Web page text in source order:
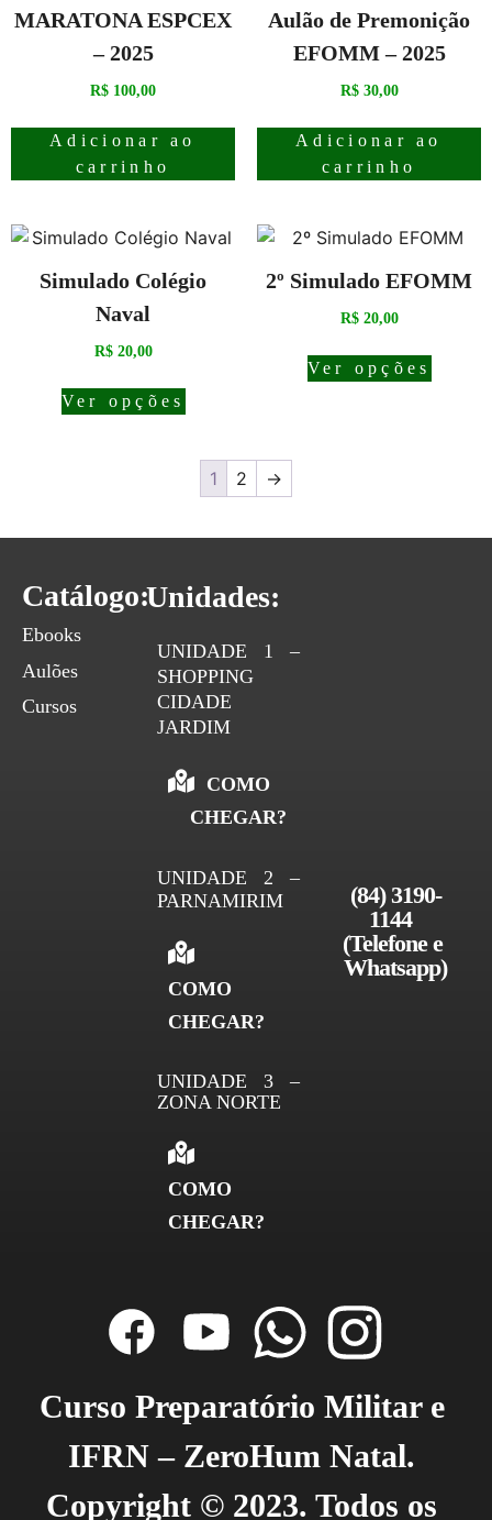
MARATONA ESPCEX
– 2025
R$ 100,00
Adicionar ao
carrinho
Aulão de Premonição
EFOMM – 2025
R$30,00
Adicionar ao
carrinho
Simulado Colégio
Naval
R$20,00
Ver opções
2º Simulado EFOMM
R$20,00
Ver opções
1 2 →
Catálogo:
Ebooks
Aulões
Cursos
Unidades:
UNIDADE 1 –
SHOPPING
CIDADE
JARDIM
COMO
CHEGAR?
UNIDADE 2 –
PARNAMIRIM
COMO
CHEGAR?
UNIDADE 3 –
ZONA NORTE
COMO
CHEGAR?
(84) 3190-
1144
(Telefone e
Whatsapp)
Curso Preparatório Militar e
IFRN – ZeroHum Natal.
Copyright © 2023. Todos os